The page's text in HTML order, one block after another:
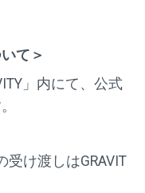
て＞
」内にて、公式
け渡しはGRAVIT